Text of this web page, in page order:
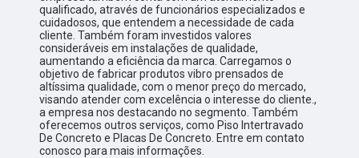
qualificado, através de funcionários especializados e
cuidadosos, que entendem a necessidade de cada
cliente. Também foram investidos valores
consideráveis em instalações de qualidade,
aumentando a eficiência da marca. Carregamos o
objetivo de fabricar produtos vibro prensados de
altíssima qualidade, com o menor preço do mercado,
visando atender com excelência o interesse do cliente.,
a empresa nos destacando no segmento. Também
oferecemos outros serviços, como Piso Intertravado
De Concreto e Placas De Concreto. Entre em contato
conosco para mais informações.